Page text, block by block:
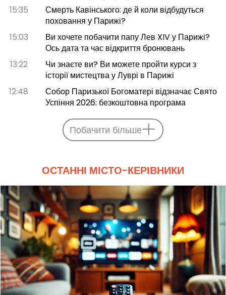
15:35
Смерть Кавінського: де й коли відбудуться
поховання у Парижі?
15:03
Ви хочете побачити папу Лев XIV у Парижі?
Ось дата та час відкриття бронювань
13:22
Чи знаєте ви? Ви можете пройти курси з
історії мистецтва у Луврі в Парижі
12:48
Собор Паризької Богоматері відзначає Свято
Успіння 2026: безкоштовна програма
Побачити більше
ОСТАННІ МІСТО-КЕРІВНИКИ